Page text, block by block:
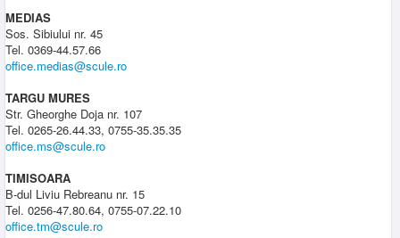
MEDIAS
Sos. Sibiului nr. 45
Tel. 0369-44.57.66
office.medias@scule.ro
TARGU MURES
Str. Gheorghe Doja nr. 107
Tel. 0265-26.44.33, 0755-35.35.35
office.ms@scule.ro
TIMISOARA
B-dul Liviu Rebreanu nr. 15
Tel. 0256-47.80.64, 0755-07.22.10
office.tm@scule.ro